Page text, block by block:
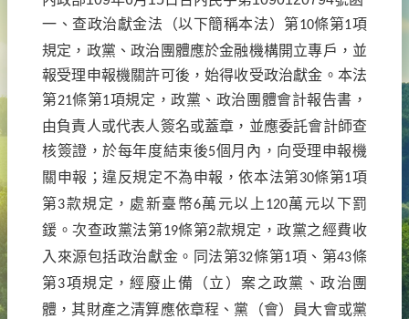
一、查政治獻金法（以下簡稱本法）第10條第1項
規定，政黨、政治團體應於金融機構開立專戶，並
報受理申報機關許可後，始得收受政治獻金。本法
第21條第1項規定，政黨、政治團體會計報告書，
由負責人或代表人簽名或蓋章，並應委託會計師查
核簽證，於每年度結束後5個月內，向受理申報機
關申報；違反規定不為申報，依本法第30條第1項
第3款規定，處新臺幣6萬元以上120萬元以下罰
鍰。次查政黨法第19條第2款規定，政黨之經費收
入來源包括政治獻金。同法第32條第1項、第43條
第3項規定，經廢止備（立）案之政黨、政治團
體，其財產之清算應依章程、黨（會）員大會或黨